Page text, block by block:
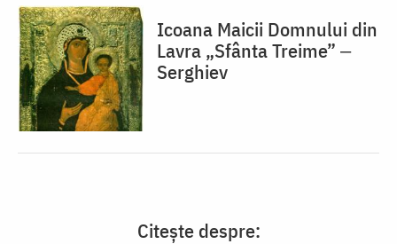
Icoana Maicii Domnului din
Lavra „Sfânta Treime” ‒
Serghiev
Citește despre: